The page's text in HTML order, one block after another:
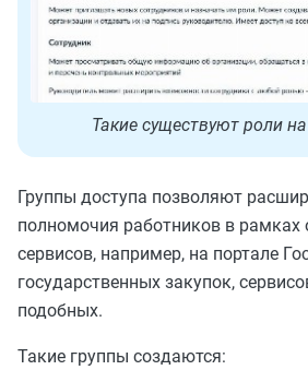
Такие существуют роли на
Группы доступа позволяют
полномочия работников в рамках
сервисов, например, на портале
государственных закупок,
подобных.
Такие группы создаются: